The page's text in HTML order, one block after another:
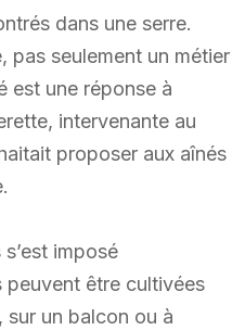
dans une serre.
pas seulement un métier
est une réponse à
intervenante au
proposer aux aînés
imposé
peuvent être cultivées
un balcon ou à